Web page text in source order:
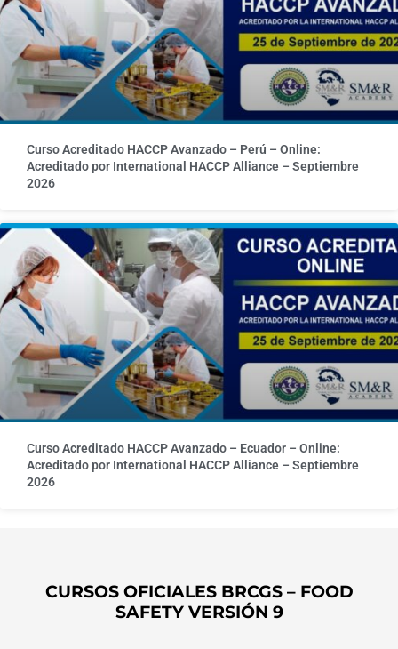
Curso Acreditado HACCP Avanzado – Perú – Online:
Acreditado por International HACCP Alliance – Septiembre
2026
Curso Acreditado HACCP Avanzado – Ecuador – Online:
Acreditado por International HACCP Alliance – Septiembre
2026
CURSOS OFICIALES BRCGS – FOOD
SAFETY VERSIÓN 9